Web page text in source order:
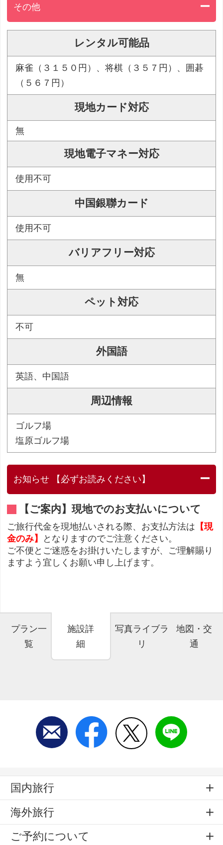
その他
レンタル可能品
麻雀（３１５０円）、将棋（３５７円）、囲碁
（５６７円）
現地カード対応
無
現地電子マネー対応
使用不可
中国銀聯カード
使用不可
バリアフリー対応
無
ペット対応
不可
外国語
英語、中国語
周辺情報
ゴルフ場
塩原ゴルフ場
お知らせ 【必ずお読みください】
【ご案内】現地でのお支払いについて
ご旅行代金を現地払いされる際、お支払方法は 【現
金のみ】
となりますのでご注意ください。
ご不便とご迷惑をお掛けいたしますが、ご理解賜り
ますよう宜しくお願い申し上げます。
プラン一
覧
施設詳
細
写真ライブラ
リ
地図・交
通
国内旅行
海外旅行
ご予約について